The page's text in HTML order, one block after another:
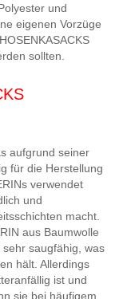
und
eigenen Vorzüge
sollten.
aufgrund seiner
für die Herstellung
verwendet
und
macht.
aus Baumwolle
saugfähig, was
hält. Allerdings
ist und
sie bei häufigem